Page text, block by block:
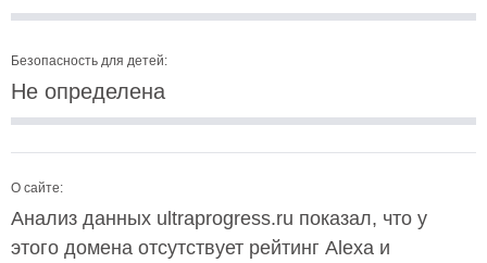
Безопасность для детей:
Не определена
О сайте:
Анализ данных ultraprogress.ru показал, что у
этого домена отсутствует рейтинг Alexa и